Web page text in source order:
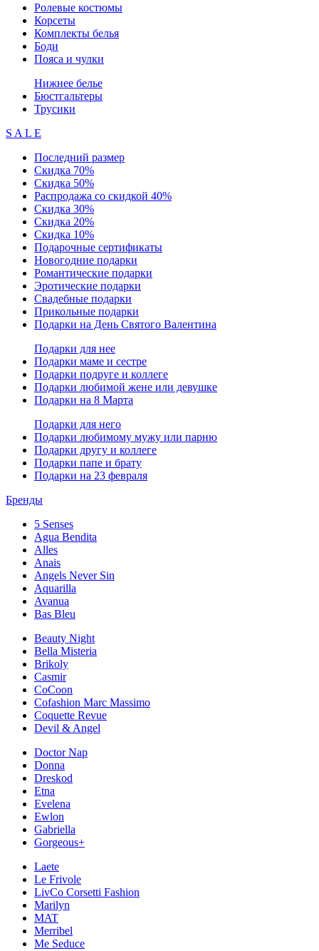
Ролевые костюмы
Корсеты
Комплекты белья
Боди
Пояса и чулки
Нижнее белье
Бюстгальтеры
Трусики
S A L E
Последний размер
Скидка 70%
Скидка 50%
Распродажа со скидкой 40%
Скидка 30%
Скидка 20%
Скидка 10%
Подарочные сертификаты
Новогодние подарки
Романтические подарки
Эротические подарки
Свадебные подарки
Прикольные подарки
Подарки на День Святого Валентина
Подарки для нее
Подарки маме и сестре
Подарки подруге и коллеге
Подарки любимой жене или девушке
Подарки на 8 Марта
Подарки для него
Подарки любимому мужу или парню
Подарки другу и коллеге
Подарки папе и брату
Подарки на 23 февраля
Бренды
5 Senses
Agua Bendita
Alles
Anais
Angels Never Sin
Aquarilla
Avanua
Bas Bleu
Beauty Night
Bella Misteria
Brikoly
Casmir
CoCoon
Cofashion Marc Massimo
Coquette Revue
Devil & Angel
Doctor Nap
Donna
Dreskod
Etna
Evelena
Ewlon
Gabriella
Gorgeous+
Laete
Le Frivole
LivCo Corsetti Fashion
Marilyn
MAT
Merribel
Me Seduce